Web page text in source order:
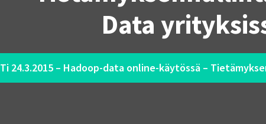
Data
Ti 24.3.2015 – Hadoop-data online-käytössä –